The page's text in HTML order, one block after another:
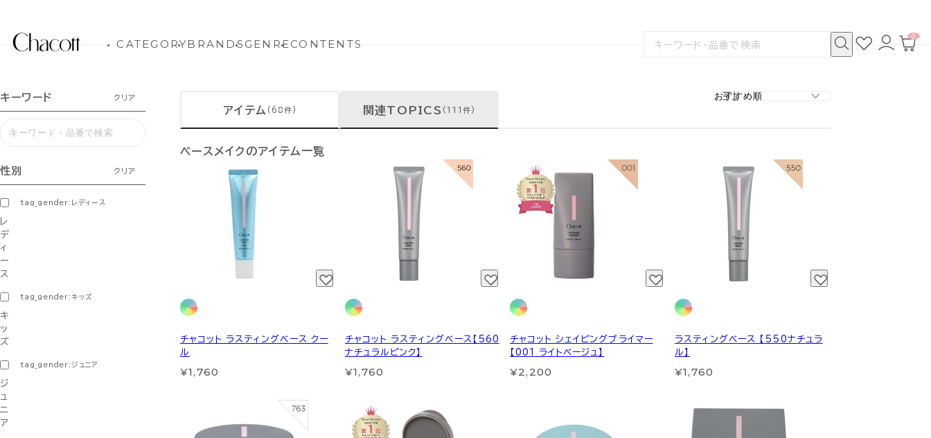
CATEGORYBRANDSGENRECONTENTS
検
お
気
ロ
グ
カ
0
キーワード クリア
性別 クリア
tag_gender:レディース
レ
デ
ィ
ー
ス
tag_gender:キッズ
キ
ッ
ズ
tag_gender:ジュニア
ジ
ュ
ニ
ア
アイテム (68件) 関連TOPICS (111件)
ベースメイクのアイテム一覧
チャコット ラスティングベース クー
ル
¥1,760
チャコット ラスティングベース【560
ナチュラルピンク】
¥1,760
チャコット シェイピングプライマー
【001 ライトベージュ】
¥2,200
ラスティングベース 【550ナチュラ
ル】
¥1,760